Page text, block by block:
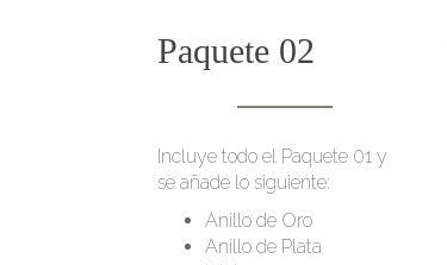
Paquete 02
Incluye todo el Paquete 01 y
se añade lo siguiente:
Anillo de Oro
Anillo de Plata